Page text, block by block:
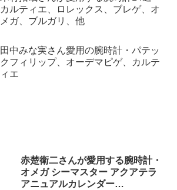
カルティエ、ロレックス、ブレゲ、オ
メガ、ブルガリ、他
田中みな実さん愛用の腕時計・パテッ
クフィリップ、オーデマピゲ、カルテ
ィエ
赤楚衛二さんが愛用する腕時計・
オメガ シーマスター アクアテラ
アニュアルカレンダー